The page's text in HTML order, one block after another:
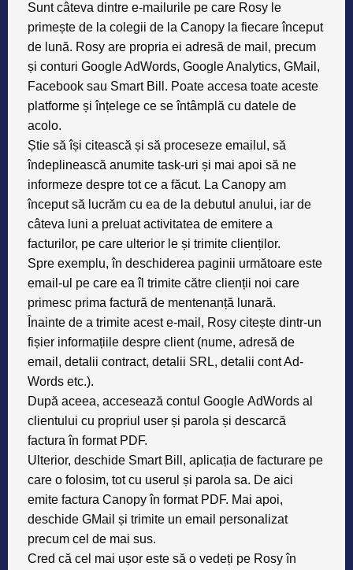
Sunt câteva dintre e-mailurile pe care Rosy le
primește de la colegii de la Canopy la fiecare început
de lună. Rosy are propria ei adresă de mail, precum
și conturi Google AdWords, Google Analytics, GMail,
Facebook sau Smart Bill . Poate accesa toate aceste
platforme și înțelege ce se întâmplă cu datele de
acolo.
Știe să își citească și să proceseze emailul, să
îndeplinească anumite task-uri și mai apoi să ne
informeze despre tot ce a făcut. La Canopy am
început să lucrăm cu ea de la debutul anului, iar de
câteva luni a preluat activitatea de emitere a
facturilor, pe care ulterior le și trimite clienților.
Spre exemplu, în deschiderea paginii următoare este
email-ul pe care ea îl trimite către clienții noi care
primesc prima factură de mentenanță lunară.
Înainte de a trimite acest e-mail, Rosy citește dintr-un
fișier informațiile despre client (nume, adresă de
email, detalii contract, detalii SRL, detalii cont Ad-
Words etc.).
După aceea, accesează contul Google AdWords al
clientului cu propriul user și parola și descarcă
factura în format PDF.
Ulterior, deschide Smart Bill , aplicația de facturare pe
care o folosim, tot cu userul și parola sa. De aici
emite factura Canopy în format PDF. Mai apoi,
deschide GMail și trimite un email personalizat
precum cel de mai sus.
Cred că cel mai ușor este să o vedeți pe Rosy în